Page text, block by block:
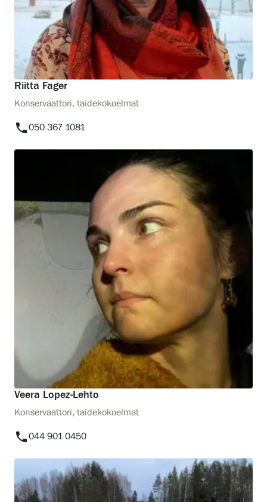
Riitta Fager
Konservaattori, taidekokoelmat
phone050 367 1081
Veera Lopez-Lehto
Konservaattori, taidekokoelmat
phone044 901 0450